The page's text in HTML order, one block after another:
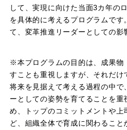
して、実現に向けた当面3カ年の
を具体的に考えるプログラムです
て、変革推進リーダーとしての影
※本プログラムの目的は、成果物
すことも重視しますが、それだけ
将来を見据えて考える過程の中で
ーとしての姿勢を育てることを重
め、トップのコミットメントや上
ど、組織全体で育成に関わること